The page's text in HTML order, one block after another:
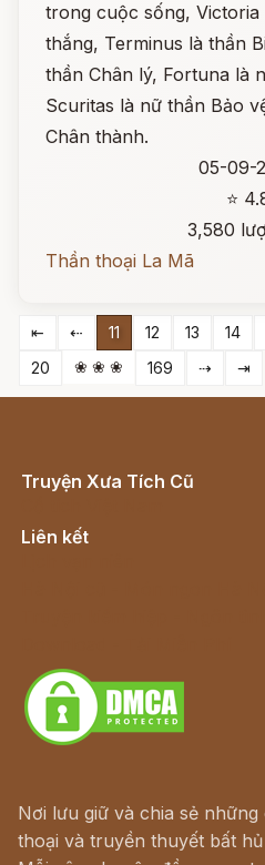
trong cuộc sống, Victoria
thắng, Terminus là thần
thần Chân lý, Fortuna là
Scuritas là nữ thần Bảo
Chân thành.
05-09-
⭐
3,580
Thần thoại La Mã
⇤ ⇠ 11 12 13 14
20
❀ ❀ ❀ 169 ⇢ ⇥
Truyện Xưa Tích Cũ
Liên kết
Nơi lưu giữ và chia sẻ
thoại và truyền thuyết bất